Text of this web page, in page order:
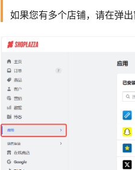
如果您有多个店铺，请在弹